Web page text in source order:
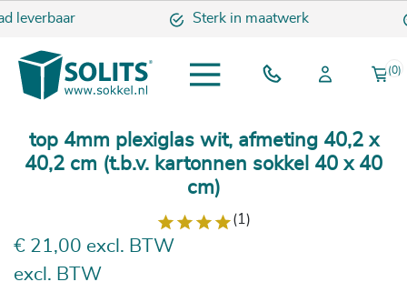
leverbaar Sterk in maatwerk
(0)
top 4mm plexiglas wit, afmeting 40,2 x
40,2 cm (t.b.v. kartonnen sokkel 40 x 40
cm)
(1)
€ 21,00 excl. BTW
excl. BTW